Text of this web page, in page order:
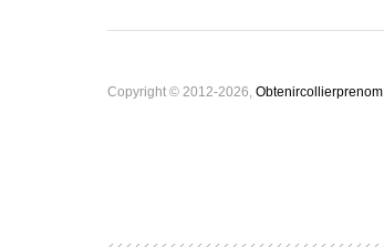
Copyright © 2012-2026, Obtenircollierprenom